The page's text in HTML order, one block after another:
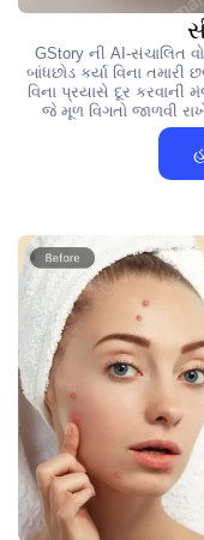
GStory ની AI-સંચાલિત
બાંધછોડ કર્યા વિના
વિના પ્રયાસે દૂર
જે મૂળ વિગતો જાળવી